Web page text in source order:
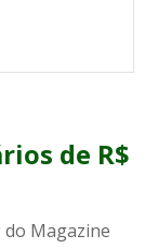
de R$
Magazine